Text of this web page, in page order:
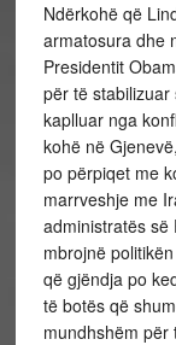
Ndërkohë që
armatosura dhe
Presidentit
për të
kaplluar nga
kohë në
po përpiqet me
marrveshje me
administratës së
mbrojnë
që gjëndja po
të botës që
mundhshëm për